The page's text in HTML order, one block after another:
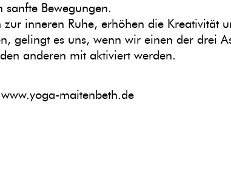
sanfte Bewegungen.
inneren Ruhe, erhöhen die Kreativität
gelingt es uns, wenn wir einen der drei
anderen mit aktiviert werden.
maitenbeth.de